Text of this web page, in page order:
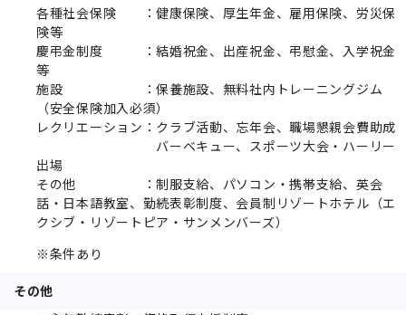
各種社会保険 ：健康保険、厚生年金、雇用保険、労災保
険等
慶弔金制度 ：結婚祝金、出産祝金、弔慰金、入学祝金
等
施設 ：保養施設、無料社内トレーニングジム
（安全保険加入必須）
レクリエーション：クラブ活動、忘年会、職場懇親会費助成
バーベキュー、スポーツ大会・ハーリー
出場
その他 ：制服支給、パソコン・携帯支給、英会
話・日本語教室、勤続表彰制度、会員制リゾートホテル（エ
クシブ・リゾートピア・サンメンバーズ）
※条件あり
その他